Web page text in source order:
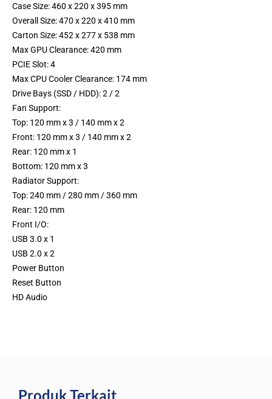
Case Size: 460 x 220 x 395 mm
Overall Size: 470 x 220 x 410 mm
Carton Size: 452 x 277 x 538 mm
Max GPU Clearance: 420 mm
PCIE Slot: 4
Max CPU Cooler Clearance: 174 mm
Drive Bays (SSD / HDD): 2 / 2
Fan Support:
Top: 120 mm x 3 / 140 mm x 2
Front: 120 mm x 3 / 140 mm x 2
Rear: 120 mm x 1
Bottom: 120 mm x 3
Radiator Support:
Top: 240 mm / 280 mm / 360 mm
Rear: 120 mm
Front I/O:
USB 3.0 x 1
USB 2.0 x 2
Power Button
Reset Button
HD Audio
Produk Terkait